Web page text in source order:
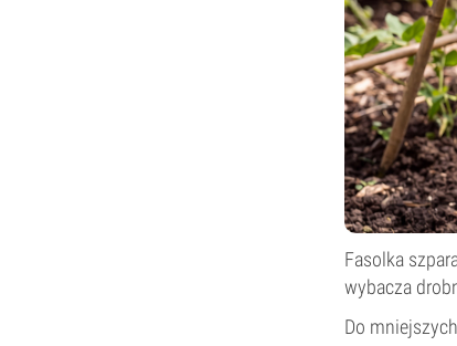
Fasolka
wybacza
Do